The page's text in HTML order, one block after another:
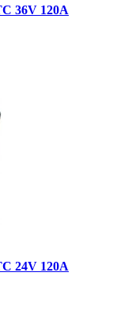
36V 120A
24V 120A